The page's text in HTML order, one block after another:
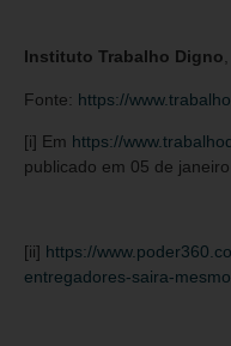
Instituto Trabalho Digno
Fonte: https://
[i] Em https://
publicado em 05 de janeiro
[ii] https://
entregadores-saira-